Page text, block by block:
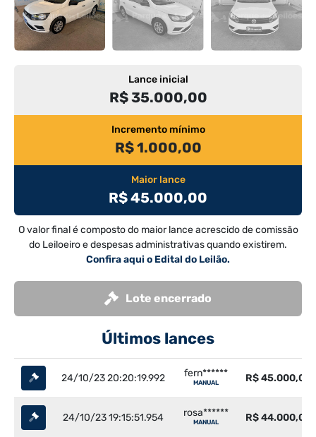
Lance inicial
R$ 35.000,00
Incremento mínimo
R$ 1.000,00
Maior lance
R$ 45.000,00
O valor final é composto do maior lance acrescido de comissão
do Leiloeiro e despesas administrativas quando existirem.
Confira aqui o Edital do Leilão.
Lote encerrado
Últimos lances
24/10/23 20:20:19.992 fern******
MANUAL R$ 45.000,00
24/10/23 19:15:51.954 rosa******
MANUAL R$ 44.000,00